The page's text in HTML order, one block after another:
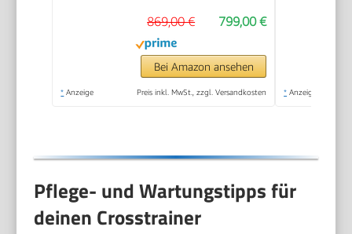
120kg mit 24
Widerstandstufen |
Innovative LED
Technologie |
799,00 €
869,00 €
Bei Amazon ansehen
* Anzeige Preis inkl. MwSt., zzgl. Versandkosten * Anzeige
Pflege- und Wartungstipps für
deinen Crosstrainer